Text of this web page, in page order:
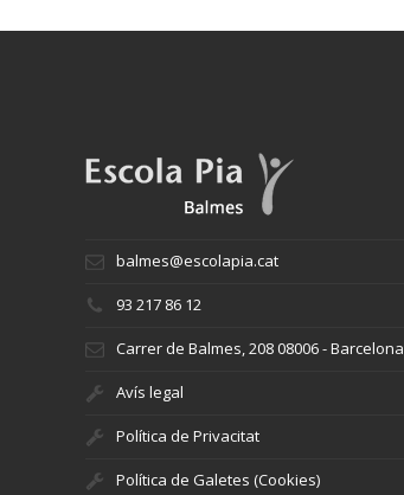
balmes@escolapia.cat
93 217 86 12
Carrer de Balmes, 208 08006 - Barcelona
Avís legal
Política de Privacitat
Política de Galetes (Cookies)